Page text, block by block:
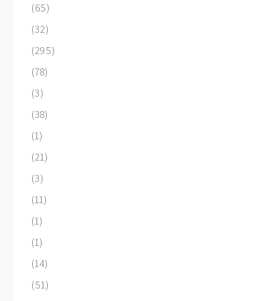
(65)
(32)
(295)
(78)
(3)
(38)
(1)
(21)
(3)
(11)
(1)
(1)
(14)
(51)